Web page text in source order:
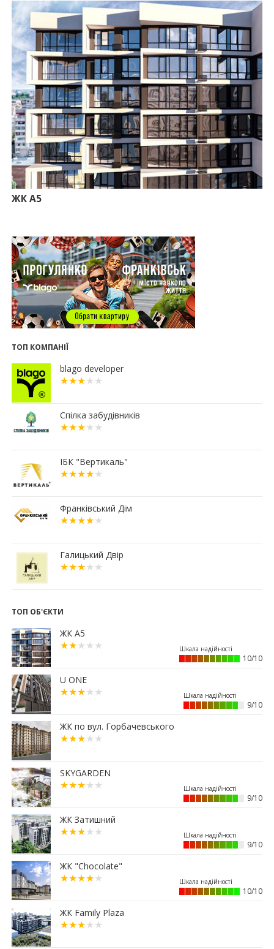
09:24
Новобудови Франківська стрімко дорожчають:
скільки в середньому коштує квадратний метр
15.07.2026
12:06
На Франківщині житло за «єОселею» дешевше
на 21%
13.07.2026
10:56
У Франківську не знайшлося охочих купити
офісний комплекс збанкрутілої компанії з групи
«Приват»
09:25
Податок на нерухомість з 1 липня: як дізнатися
суму і правильно сплатити кошти
10.07.2026
18:52
Іпотека під 3% та нові ліміти площі: як оновлені
правила «єОселі» працюють на Прикарпатті
року
12:38
Компанія співвласниці "Буковелю" викупить
землю в центрі Івано-Франківська
10:22
Прокуратура вимагає повернути 34 гектари
землі громаді Івано-Франківська
07.07.2026
16:47
Дешевші, але недоступні: скільки коштує житло
дорожчають у рази швидше, ніж в містах
16:15
Паркування без зайвих турбот – обирайте
підземні паркінги ЖР “Княгинин”
13:08
Малозабезпеченим франківцям безкоштовно
04.07.2026
19:24
Корпус 31/1 ЖР "Княгинин" – актуальний стан
будівництва (ФОТО)
03.07.2026
12:30
Що обрати: розстрочку чи іпотечну програму
02.07.2026
18:56
Мерія планує викупити історичний будинок
за 7 млн грн
11:23
Вибір меблів для маленьких квартир: актуальні
рішення 2026 року
15:12
Житловий район “Княгинин” – від
архітектурного задуму до повноцінного
міського середовища
15:38
Альтернатива депозитам: скільки можна
заробити на купівлі паркомісця у Франківську
12:52
Мешканці одного з мікрорайонів Франківська
вимагають перевірити чергову будову
13:40
Квартири здорожчали на 14%: скільки тепер
коштує житло у Франківську
25.06.2026
11:36
Ваша мрія отримала адресу: біля Veles Mall
з’явиться новий квартал Dreamland
24.06.2026
11:04
Що буде з історичною бруківкою, яку
демонтували у Франківську
ЖК А5
ТОП КОМПАНІЇ
blago developer
Спілка забудівників
ІБК "Вертикаль"
Франківський Дім
Галицький Двір
ТОП ОБ'ЄКТИ
ЖК А5
10/10
U ONE
9/10
ЖК по вул. Горбачевського
SKYGARDEN
9/10
ЖК Затишний
9/10
ЖК "Chocolate"
10/10
ЖК Family Plaza